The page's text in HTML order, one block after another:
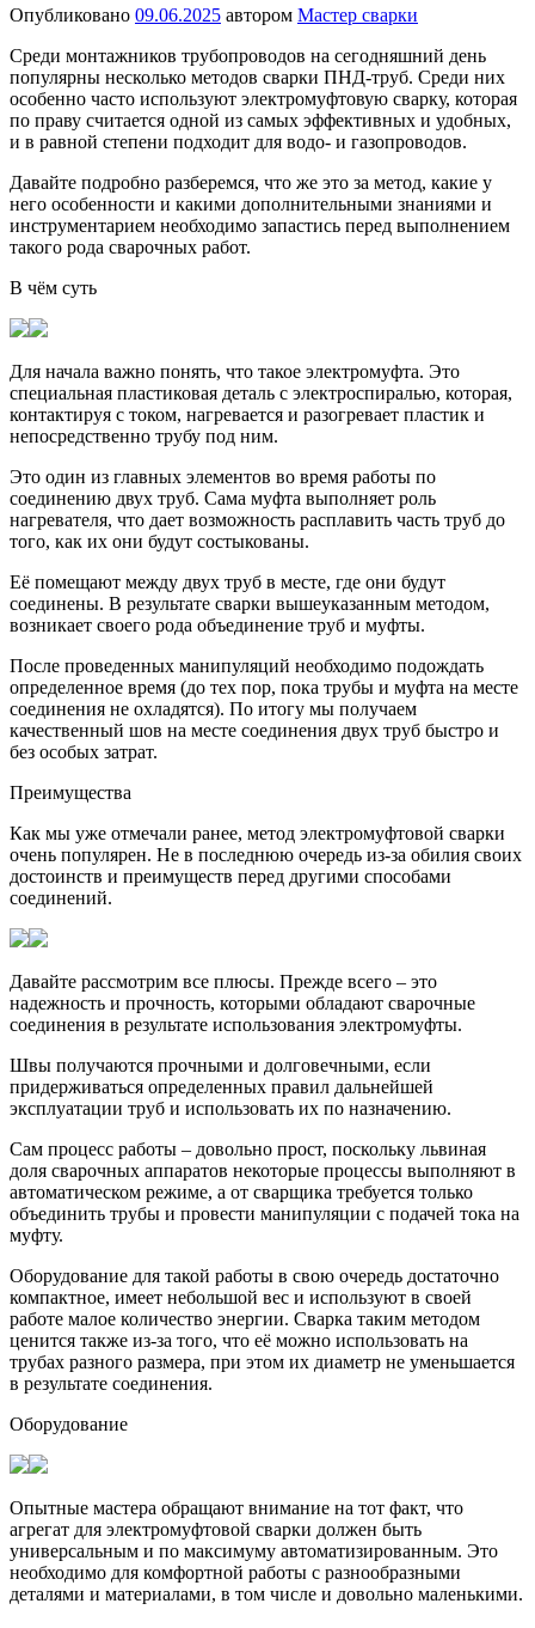
Опубликовано 09.06.2025 автором Мастер сварки
Среди монтажников трубопроводов на сегодняшний день
популярны несколько методов сварки ПНД-труб. Среди них
особенно часто используют электромуфтовую сварку, которая
по праву считается одной из самых эффективных и удобных,
и в равной степени подходит для водо- и газопроводов.
Давайте подробно разберемся, что же это за метод, какие у
него особенности и какими дополнительными знаниями и
инструментарием необходимо запастись перед выполнением
такого рода сварочных работ.
В чём суть
Для начала важно понять, что такое электромуфта. Это
специальная пластиковая деталь с электроспиралью, которая,
контактируя с током, нагревается и разогревает пластик и
непосредственно трубу под ним.
Это один из главных элементов во время работы по
соединению двух труб. Сама муфта выполняет роль
нагревателя, что дает возможность расплавить часть труб до
того, как их они будут состыкованы.
Её помещают между двух труб в месте, где они будут
соединены. В результате сварки вышеуказанным методом,
возникает своего рода объединение труб и муфты.
После проведенных манипуляций необходимо подождать
определенное время (до тех пор, пока трубы и муфта на месте
соединения не охладятся). По итогу мы получаем
качественный шов на месте соединения двух труб быстро и
без особых затрат.
Преимущества
Как мы уже отмечали ранее, метод электромуфтовой сварки
очень популярен. Не в последнюю очередь из-за обилия своих
достоинств и преимуществ перед другими способами
соединений.
Давайте рассмотрим все плюсы. Прежде всего – это
надежность и прочность, которыми обладают сварочные
соединения в результате использования электромуфты.
Швы получаются прочными и долговечными, если
придерживаться определенных правил дальнейшей
эксплуатации труб и использовать их по назначению.
Сам процесс работы – довольно прост, поскольку львиная
доля сварочных аппаратов некоторые процессы выполняют в
автоматическом режиме, а от сварщика требуется только
объединить трубы и провести манипуляции с подачей тока на
муфту.
Оборудование для такой работы в свою очередь достаточно
компактное, имеет небольшой вес и используют в своей
работе малое количество энергии. Сварка таким методом
ценится также из-за того, что её можно использовать на
трубах разного размера, при этом их диаметр не уменьшается
в результате соединения.
Оборудование
Опытные мастера обращают внимание на тот факт, что
агрегат для электромуфтовой сварки должен быть
универсальным и по максимуму автоматизированным. Это
необходимо для комфортной работы с разнообразными
деталями и материалами, в том числе и довольно маленькими.